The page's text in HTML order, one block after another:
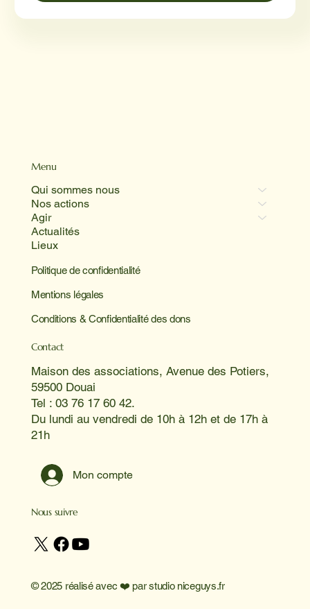
Menu
Qui sommes nous
Nos actions
Agir
Actualités
Lieux
Politique de confidentialité
Mentions légales
Conditions & Confidentialité des dons
Contact
Maison des associations, Avenue des Potiers,
59500 Douai
Tel : 03 76 17 60 42.
Du lundi au vendredi de 10h à 12h et de 17h à
21h
Mon compte
Nous suivre
© 2025 réalisé avec ❤️ parstudio niceguys.fr